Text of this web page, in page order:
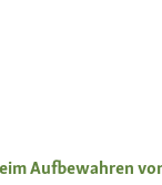
Aufbewahren